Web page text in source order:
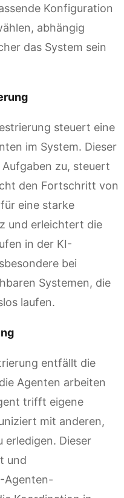
Konfiguration
abhängig
das System sein
steuert eine
im System. Dieser
zu, steuert
den Fortschritt von
eine starke
und erleichtert die
in der KI-
bei
Systemen, die
laufen.
entfällt die
Agenten arbeiten
trifft eigene
mit anderen,
erledigen. Dieser
und
Agenten-